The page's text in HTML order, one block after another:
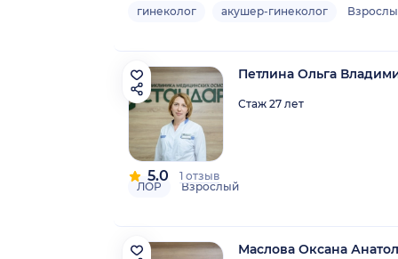
гинеколог акушер-гинеколог
5.0 1 отзыв
Петлина Ольга
Стаж 27 лет
ЛОР Взрослый
Маслова Оксана